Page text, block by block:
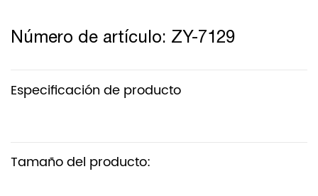
Número de artículo: ZY-7129
Especificación de producto
Tamaño del producto: